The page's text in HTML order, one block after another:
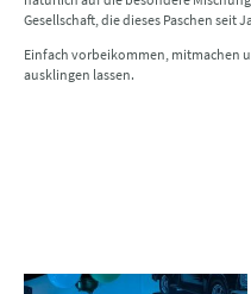
Gesellschaft, die dieses Paschen seit
Einfach vorbeikommen, mitmachen
ausklingen lassen.